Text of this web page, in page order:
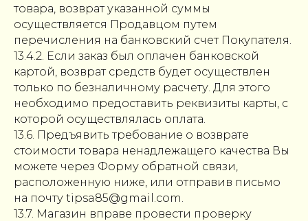
товара, возврат указанной суммы
осуществляется Продавцом путем
перечисления на банковский счет Покупателя.
13.4.2. Если заказ был оплачен банковской
картой, возврат средств будет осуществлен
только по безналичному расчету. Для этого
необходимо предоставить реквизиты карты, с
которой осуществлялась оплата.
13.6. Предъявить требование о возврате
стоимости товара ненадлежащего качества Вы
можете через Форму обратной связи,
расположенную ниже, или отправив письмо
на почту tipsa85@gmail.com.
13.7. Магазин вправе провести проверку